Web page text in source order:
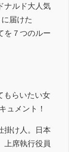
ナルド大人気
届けた
を７つのルー
もらいたい女
ュメント！
掛け人。日本
席執行役員